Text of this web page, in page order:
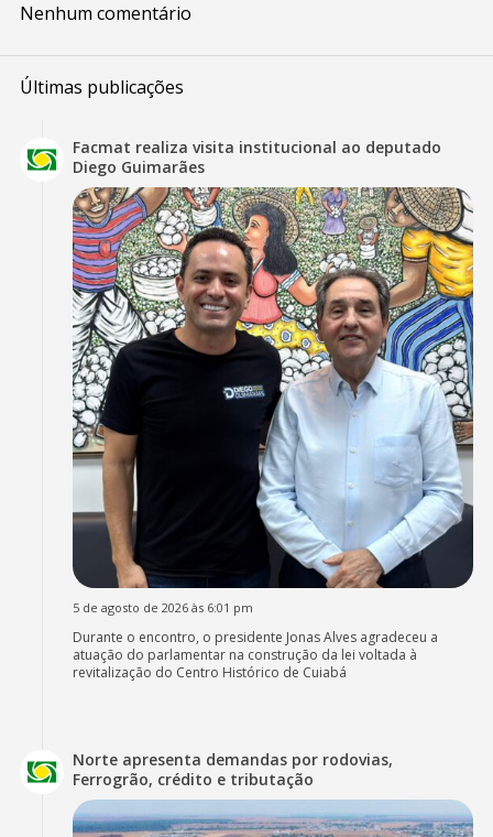
Nenhum comentário
Últimas publicações
Facmat realiza visita institucional ao deputado
Diego Guimarães
5 de agosto de 2026 às 6:01 pm
Durante o encontro, o presidente Jonas Alves agradeceu a
atuação do parlamentar na construção da lei voltada à
revitalização do Centro Histórico de Cuiabá
Norte apresenta demandas por rodovias,
Ferrogrão, crédito e tributação